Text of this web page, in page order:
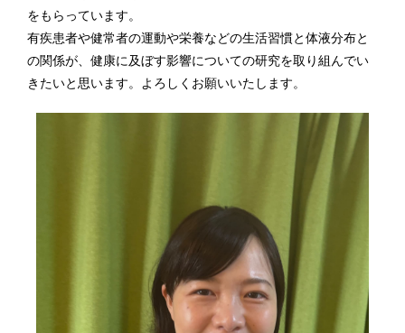
をもらっています。
有疾患者や健常者の運動や栄養などの生活習慣と体液分布と
の関係が、健康に及ぼす影響についての研究を取り組んでい
きたいと思います。よろしくお願いいたします。